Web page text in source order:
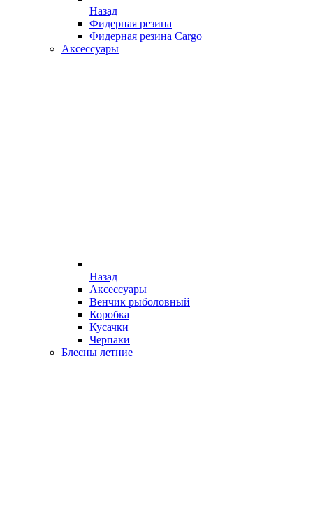
Назад
Фидерная резина
Фидерная резина Cargo
Аксессуары
Назад
Аксессуары
Венчик рыболовный
Коробка
Кусачки
Черпаки
Блесны летние